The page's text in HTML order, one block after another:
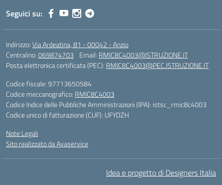
Seguici su:
Indirizzo:Via Ardeatina, 81 - 00042 - Anzio
Centralino:069874703 Email: RMIC8C4003@ISTRUZIONE.IT
Posta elettronica certificata (PEC): RMIC8C4003@PEC.ISTRUZIONE.IT
Codice fiscale: 97713650584
Codice meccanografico: RMIC8C4003
Codice Indice delle Pubbliche Amministrazioni (IPA): istsc_rmic8c4003
Codice unico di fatturazione (CUF): UFYDZH
Note Legali
Sito realizzato da Avaservice
Idea e progetto di Designers Italia